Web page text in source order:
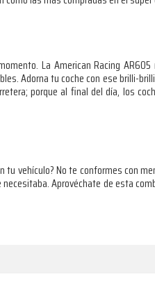
La American Racing
Adorna tu coche con ese brilli-
porque al final del día, los
vehículo? No te conformes con
Aprovéchate de esta